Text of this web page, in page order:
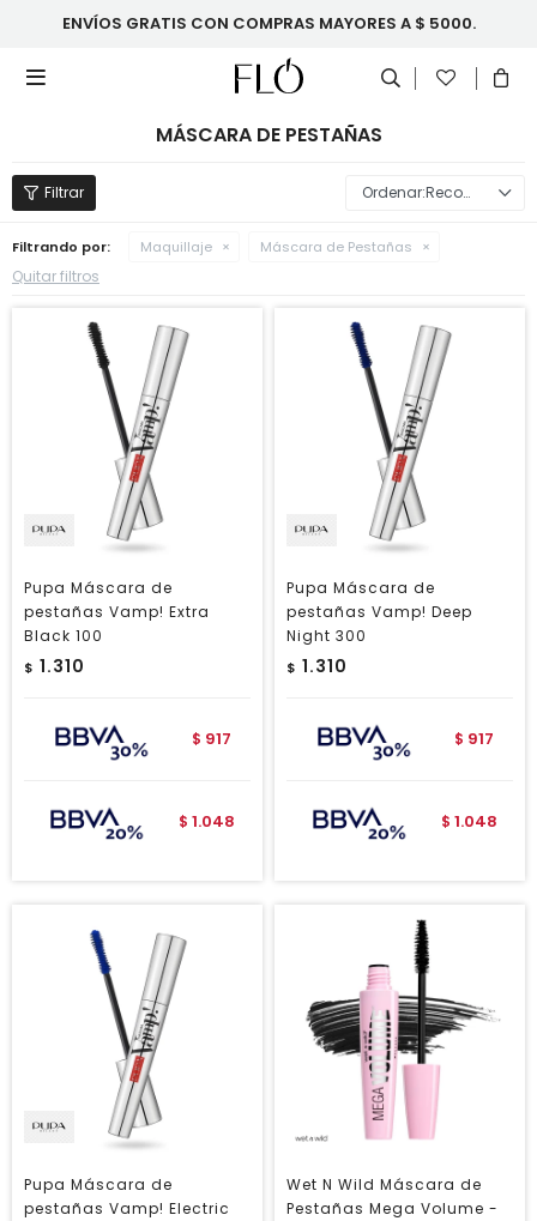
ENVÍOS GRATIS CON COMPRAS MAYORES A $ 5000.

MÁSCARA DE PESTAÑAS
Recomendados
Filtrando por: Maquillaje Máscara de Pestañas
Quitar filtros
Pupa Máscara de
pestañas Vamp! Extra
Black 100
$ 1.310
$ 917
$ 1.048
Pupa Máscara de
pestañas Vamp! Deep
Night 300
$ 1.310
$ 917
$ 1.048
Pupa Máscara de
pestañas Vamp! Electric
Wet N Wild Máscara de
Pestañas Mega Volume -